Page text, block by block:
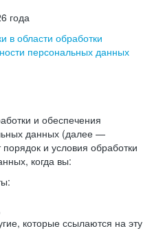
года
в области обработки
персональных данных
и обеспечения
данных (далее —
и условия обработки
когда вы:
которые ссылаются на эту